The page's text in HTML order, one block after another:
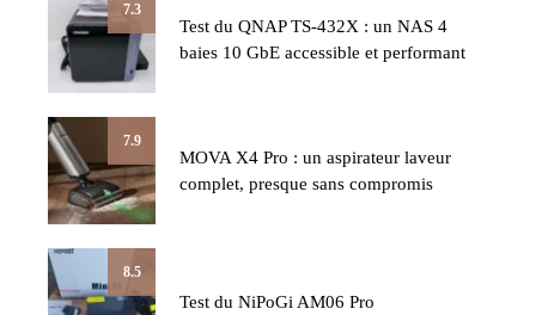
7.3
Test du QNAP TS-432X : un NAS 4
baies 10 GbE accessible et performant
7.9
MOVA X4 Pro : un aspirateur laveur
complet, presque sans compromis
8.5
Test du NiPoGi AM06 Pro